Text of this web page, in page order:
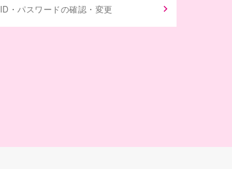
ID・パスワードの確認・変更